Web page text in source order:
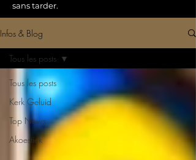
sans tarder.
Infos & Blog
Tous les posts
Kerk Geluid
Top News
Akoestiek
Tous les posts